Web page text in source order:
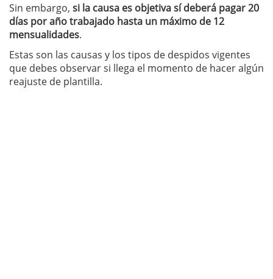
Sin embargo, si la causa es objetiva sí deberá pagar 20
días por año trabajado hasta un máximo de 12
mensualidades.
Estas son las causas y los tipos de despidos vigentes
que debes observar si llega el momento de hacer algún
reajuste de plantilla.